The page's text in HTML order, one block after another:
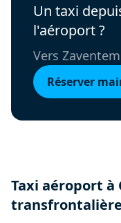
Un taxi
l'aéroport ?
Vers
Réserver
Taxi aéroport
transfrontalière